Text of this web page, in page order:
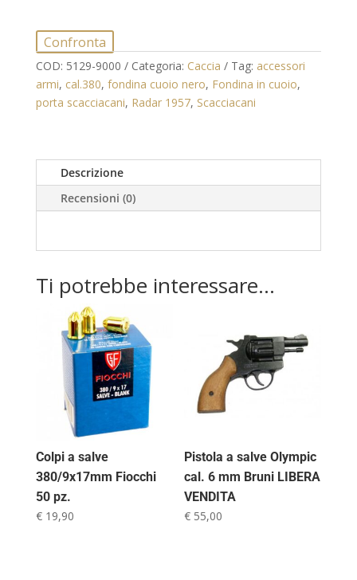
quantità
Confronta
COD: 5129-9000 Categoria: Caccia Tag: accessori
armi, cal.380, fondina cuoio nero, Fondina in cuoio,
porta scacciacani, Radar 1957, Scacciacani
Descrizione
Recensioni (0)
Ti potrebbe interessare…
Colpi a salve
380/9x17mm Fiocchi
50 pz.
€19,90
Pistola a salve Olympic
cal. 6 mm Bruni LIBERA
VENDITA
€ 55,00